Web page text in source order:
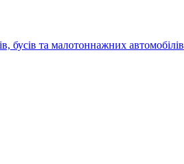
бусів та малотоннажних автомобілів